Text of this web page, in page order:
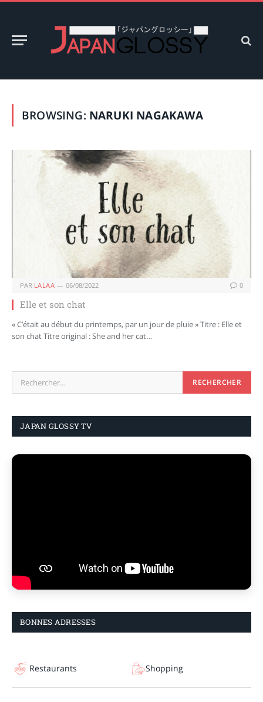
BROWSING: NARUKI NAGAKAWA
PAR LALAA 06/08/2022 0
Elle et son chat
« C’était au début du printemps, par un jour de pluie » Titre : Elle et
son chat Titre original : She and her cat…
JAPAN GLOSSY TV
BONNES ADRESSES
Restaurants Shopping